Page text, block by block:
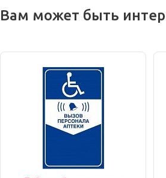
Вам может быть